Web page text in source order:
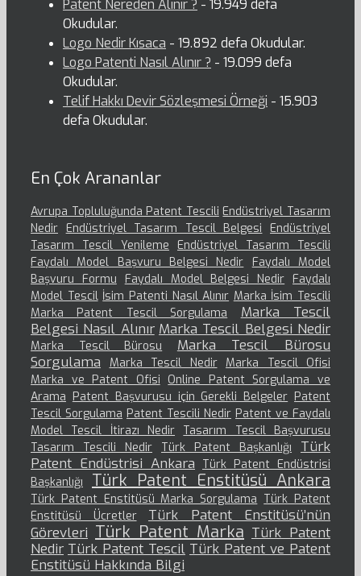
Patent Nereden Alınır ? - 19.949 defa
Okudular.
Logo Nedir Kısaca - 19.892 defa Okudular.
Logo Patenti Nasıl Alınır ? - 19.099 defa
Okudular.
Telif Hakkı Devir Sözleşmesi Örneği - 15.903
defa Okudular.
En Çok Arananlar
Avrupa Topluluğunda Patent Tescili Endüstriyel Tasarım
Nedir Endüstriyel Tasarım Tescil Belgesi
Endüstriyel
Tasarım Tescil Yenileme
Endüstriyel Tasarım Tescili
Faydalı Model Başvuru Belgesi Nedir
Faydalı Model
Başvuru Formu
Faydalı Model Belgesi Nedir Faydalı
Model Tescil İsim Patenti Nasıl Alınır Marka İsim Tescili
Marka Patent Tescil Sorgulama
Marka Tescil
Belgesi Nasıl Alınır Marka Tescil Belgesi Nedir
Marka Tescil Bürosu
Marka Tescil Bürosu
Sorgulama
Marka Tescil Nedir Marka Tescil Ofisi
Marka ve Patent Ofisi Online Patent Sorgulama ve
Arama Patent Başvurusu için Gerekli Belgeler Patent
Tescil Sorgulama Patent Tescili Nedir Patent ve Faydalı
Model Tescil İtirazı Nedir Tasarım Tescil Başvurusu
Tasarım Tescili Nedir
Türk Patent Başkanlığı
Türk
Patent Endüstrisi Ankara Türk Patent Endüstrisi
Başkanlığı
Türk Patent Enstitüsü Ankara
Türk Patent Enstitüsü Marka Sorgulama Türk Patent
Enstitüsü Ücretler
Türk Patent Enstitüsü’nün
Görevleri Türk Patent Marka Türk Patent
Nedir Türk Patent Tescil Türk Patent ve Patent
Enstitüsü Hakkında Bilgi